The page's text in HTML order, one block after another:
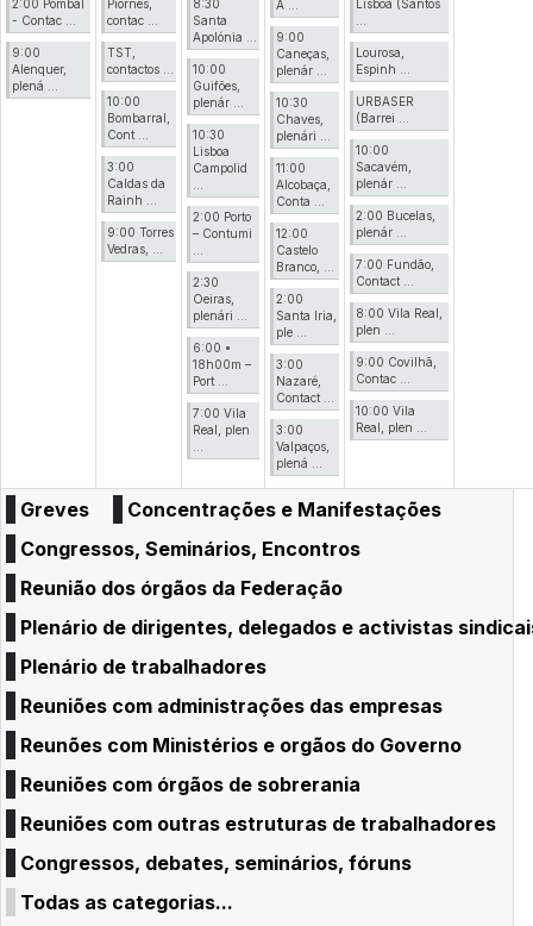
2:00 Pombal
- Contac ...
9:00
Alenquer,
plená ...
Piornes,
contac ...
TST,
contactos ...
10:00
Bombarral,
Cont ...
3:00
Caldas da
Rainh ...
9:00 Torres
Vedras, ...
8:30
Santa
Apolónia ...
10:00
Guifões,
plenár ...
10:30
Lisboa
Campolid
2:00 Porto
– Contumi
2:30
Oeiras,
plenári ...
6:00 •
18h00m –
Port ...
7:00 Vila
Real, plen
A ...
9:00
Caneças,
plenár ...
10:30
Chaves,
plenári ...
11:00
Alcobaça,
Conta ...
12:00
Castelo
Branco, ...
2:00
Santa Iria,
ple ...
3:00
Nazaré,
Contact ...
3:00
Valpaços,
plená ...
Lisboa (Santos
Lourosa,
Espinh ...
URBASER
(Barrei ...
10:00
Sacavém,
plenár ...
2:00 Bucelas,
plenár ...
7:00 Fundão,
Contact ...
8:00 Vila Real,
plen ...
9:00 Covilhã,
Contac ...
10:00 Vila
Real, plen ...
Greves
Concentrações e Manifestações
Congressos, Seminários, Encontros
Reunião dos órgãos da Federação
Plenário de dirigentes, delegados e activistas
Plenário de trabalhadores
Reuniões com administrações das empresas
Reunões com Ministérios e orgãos do Governo
Reuniões com órgãos de sobrerania
Reuniões com outras estruturas de trabalhadores
Congressos, debates, seminários, fóruns
Todas as categorias...